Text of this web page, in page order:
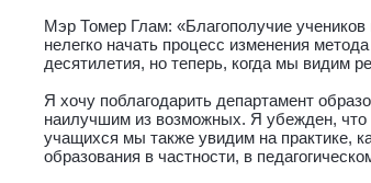
Мэр Томер Глам: «Благополучие
нелегко начать процесс изменения
десятилетия, но теперь, когда мы видим
Я хочу поблагодарить департамент
наилучшим из возможных. Я убежден,
учащихся мы также увидим на практике,
образования в частности, в